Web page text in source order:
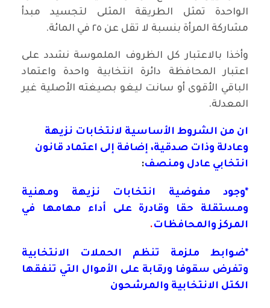
الواحدة تمثل الطريقة المثلى لتجسيد مبدأ
مشاركة المرأة بنسبة لا تقل عن ٢٥ في المائة.
وأخذا بالاعتبار كل الظروف الملموسة نشدد على
اعتبار المحافظة دائرة انتخابية واحدة واعتماد
الباقي الأقوى أو سانت ليغو بصيغته الأصلية غير
المعدلة.
ان من الشروط الأساسية لانتخابات نزيهة
وعادلة وذات صدقية، إضافة إلى اعتماد قانون
انتخابي عادل ومنصف:
*وجود مفوضية انتخابات نزيهة ومهنية
ومستقلة حقا وقادرة على أداء مهامها في
المركز والمحافظات.
*ضوابط ملزمة تنظم الحملات الانتخابية
وتفرض سقوفا ورقابة على الأموال التي تنفقها
الكتل الانتخابية والمرشحون